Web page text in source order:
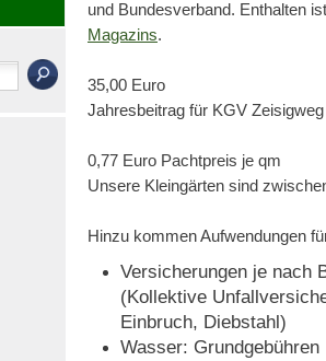
und Bundesverband. Enthalten
Magazins.
35,00 Euro
Jahresbeitrag für KGV
0,77 Euro Pachtpreis je qm
Unsere Kleingärten sind
Hinzu kommen Aufwendungen
Versicherungen je nach
(Kollektive
Einbruch, Diebstahl)
Wasser: